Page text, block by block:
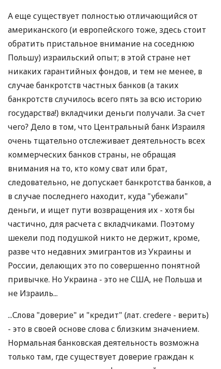
А еще существует полностью отличающийся от
американского (и европейского тоже, здесь стоит
обратить пристальное внимание на соседнюю
Польшу) израильский опыт; в этой стране нет
никаких гарантийных фондов, и тем не менее, в
случае банкротств частных банков (а таких
банкротств случилось всего пять за всю историю
государства!) вкладчики деньги получали. За счет
чего? Дело в том, что Центральный банк Израиля
очень тщательно отслеживает деятельность всех
коммерческих банков страны, не обращая
внимания на то, кто кому сват или брат,
следовательно, не допускает банкротства банков, а
в случае последнего находит, куда "убежали"
деньги, и ищет пути возвращения их - хотя бы
частично, для расчета с вкладчиками. Поэтому
шекели под подушкой никто не держит, кроме,
разве что недавних эмигрантов из Украины и
России, делающих это по совершенно понятной
привычке. Но Украина - это не США, не Польша и
не Израиль...
...Слова "доверие" и "кредит" (лат. credere - верить)
- это в своей основе слова с близким значением.
Нормальная банковская деятельность возможна
только там, где существует доверие граждан к